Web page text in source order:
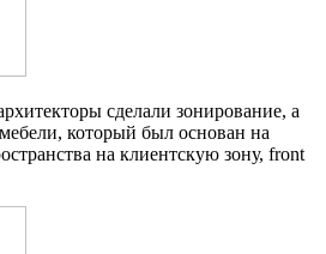
сделали зонирование, а
который был основан на
на клиентскую зону, front